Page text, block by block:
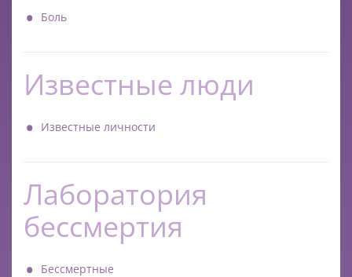
Боль
Известные люди
Известные личности
Лаборатория
бессмертия
Бессмертные